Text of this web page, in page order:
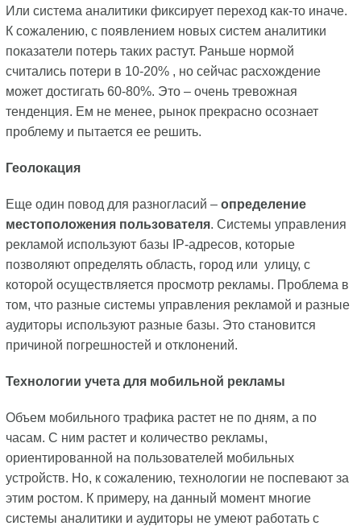
Или система аналитики фиксирует переход как-то иначе.
К сожалению, с появлением новых систем аналитики
показатели потерь таких растут. Раньше нормой
считались потери в 10-20% , но сейчас расхождение
может достигать 60-80%. Это – очень тревожная
тенденция. Ем не менее, рынок прекрасно осознает
проблему и пытается ее решить.
Геолокация
Еще один повод для разногласий – определение
местоположения пользователя. Системы управления
рекламой используют базы IP-адресов, которые
позволяют определять область, город или улицу, с
которой осуществляется просмотр рекламы. Проблема в
том, что разные системы управления рекламой и разные
аудиторы используют разные базы. Это становится
причиной погрешностей и отклонений.
Технологии учета для мобильной рекламы
Объем мобильного трафика растет не по дням, а по
часам. С ним растет и количество рекламы,
ориентированной на пользователей мобильных
устройств. Но, к сожалению, технологии не поспевают за
этим ростом. К примеру, на данный момент многие
системы аналитики и аудиторы не умеют работать с